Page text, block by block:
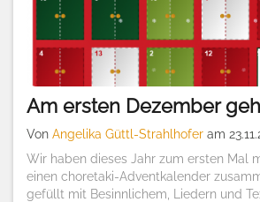
Am ersten Dezember
Von Angelika Güttl-Strahlhofer am
Wir haben dieses Jahr zum ersten Mal
einen choretaki-Adventkalender
gefüllt mit Besinnlichem, Liedern und